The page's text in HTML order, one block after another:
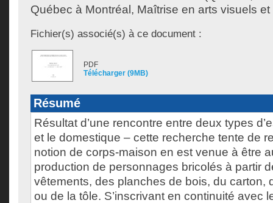
Québec à Montréal, Maîtrise en arts visuels
Fichier(s) associé(s) à ce document :
PDF
Télécharger (9MB)
Résumé
Résultat d’une rencontre entre deux types
et le domestique – cette recherche tente de
notion de corps-maison en est venue à être
production de personnages bricolés à partir
vêtements, des planches de bois, du carton,
ou de la tôle. S’inscrivant en continuité avec